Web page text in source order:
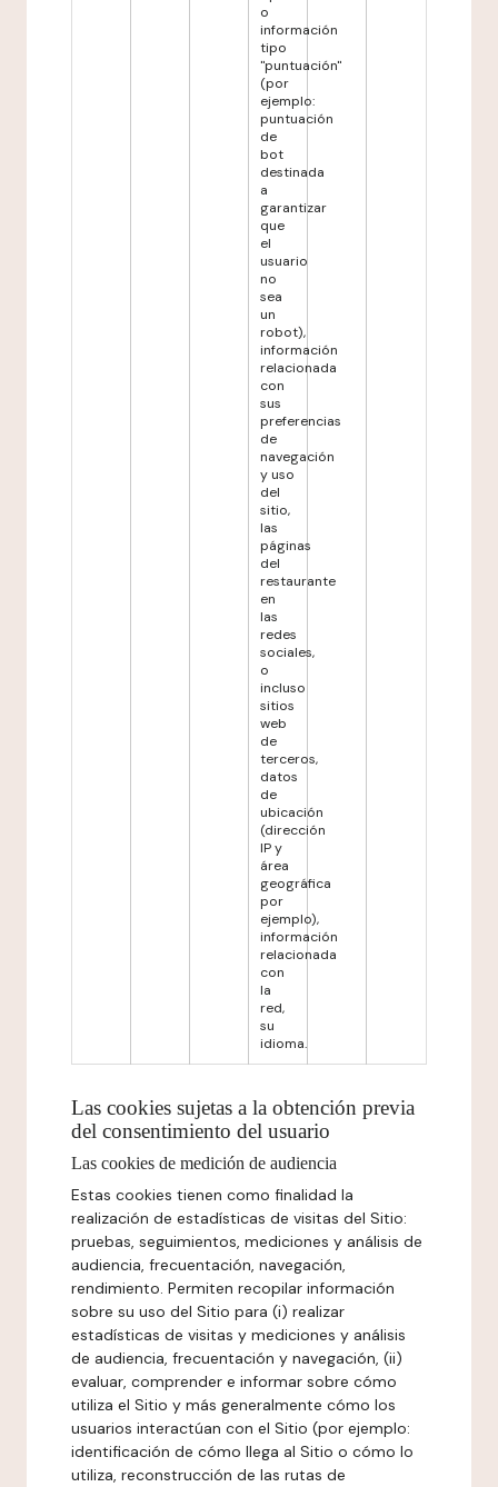
o
información
tipo
"puntuación"
(por
ejemplo:
puntuación
de
bot
destinada
a
garantizar
que
el
usuario
no
sea
un
robot),
información
relacionada
con
sus
preferencias
de
navegación
y uso
del
sitio,
las
páginas
del
restaurante
en
las
redes
sociales,
o
incluso
sitios
web
de
terceros,
datos
de
ubicación
(dirección
IP y
área
geográfica
por
ejemplo),
información
relacionada
con
la
red,
su
idioma.
Las cookies sujetas a la obtención previa
del consentimiento del usuario
Las cookies de medición de audiencia
Estas cookies tienen como finalidad la
realización de estadísticas de visitas del Sitio:
pruebas, seguimientos, mediciones y análisis de
audiencia, frecuentación, navegación,
rendimiento. Permiten recopilar información
sobre su uso del Sitio para (i) realizar
estadísticas de visitas y mediciones y análisis
de audiencia, frecuentación y navegación, (ii)
evaluar, comprender e informar sobre cómo
utiliza el Sitio y más generalmente cómo los
usuarios interactúan con el Sitio (por ejemplo:
identificación de cómo llega al Sitio o cómo lo
utiliza, reconstrucción de las rutas de